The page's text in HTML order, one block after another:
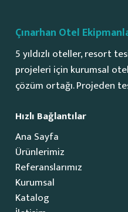
Çınarhan Otel
5 yıldızlı oteller, resort
projeleri için kurumsal
çözüm ortağı. Projeden
Hızlı Bağlantılar
Ana Sayfa
Ürünlerimiz
Referanslarımız
Kurumsal
Katalog